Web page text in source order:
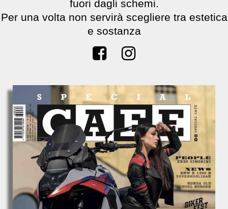
fuori dagli schemi.
Per una volta non servirà scegliere tra estetica
e sostanza